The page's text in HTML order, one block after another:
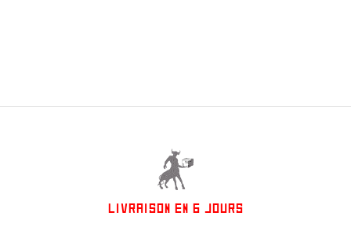
LIVRAISON EN 6 JOURS